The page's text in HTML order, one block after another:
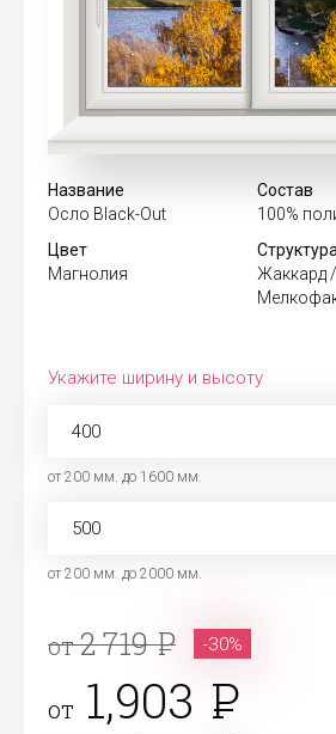
Название
Осло Black-Out
Состав
100%
Цвет
Магнолия
Жаккард /
Укажите ширину и высоту
от 200 мм. до 1600 мм.
от 200 мм. до 2000 мм.
от2 719 -30%
от 1,903